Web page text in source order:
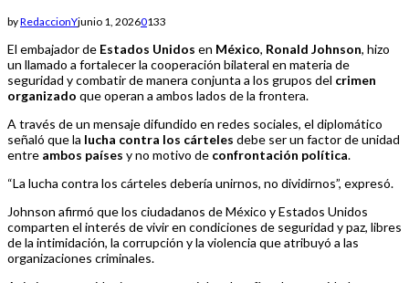
byRedaccionYjunio 1, 20260133
El embajador de Estados Unidos en México, Ronald Johnson, hizo
un llamado a fortalecer la cooperación bilateral en materia de
seguridad y combatir de manera conjunta a los grupos del crimen
organizado que operan a ambos lados de la frontera.
A través de un mensaje difundido en redes sociales, el diplomático
señaló que la lucha contra los cárteles debe ser un factor de unidad
entre ambos países y no motivo de confrontación política.
“La lucha contra los cárteles debería unirnos, no dividirnos”, expresó.
Johnson afirmó que los ciudadanos de México y Estados Unidos
comparten el interés de vivir en condiciones de seguridad y paz, libres
de la intimidación, la corrupción y la violencia que atribuyó a las
organizaciones criminales.